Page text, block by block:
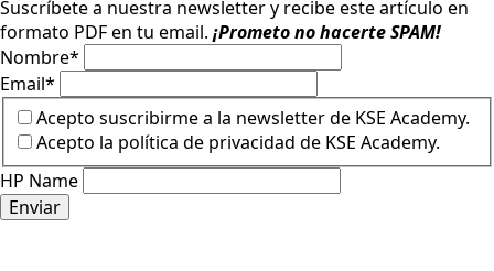
Suscríbete a nuestra newsletter y recibe este artículo en
formato PDF en tu email. ¡Prometo no hacerte SPAM!
Nombre*
Email*
Acepto suscribirme a la newsletter de KSE Academy.
Acepto la política de privacidad de KSE Academy.
HP Name
Enviar